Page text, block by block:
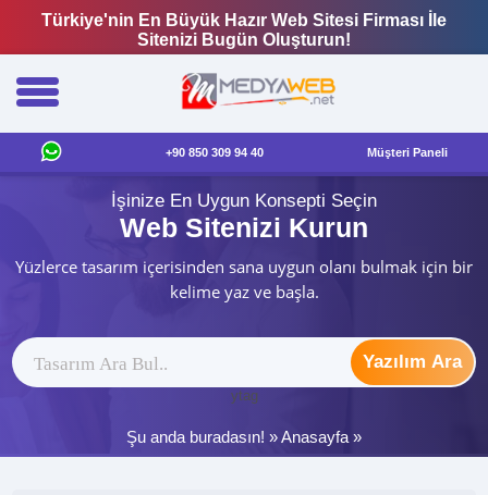
Türkiye'nin En Büyük Hazır Web Sitesi Firması İle
Sitenizi Bugün Oluşturun!
+90 850 309 94 40 Müşteri Paneli
İşinize En Uygun Konsepti Seçin
Web Sitenizi Kurun
Yüzlerce tasarım içerisinden sana uygun olanı bulmak için bir
kelime yaz ve başla.
Yazılım Ara
ytag
Şu anda buradasın! »Anasayfa »